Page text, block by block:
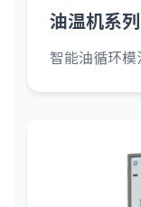
油温机系列
智能油循环